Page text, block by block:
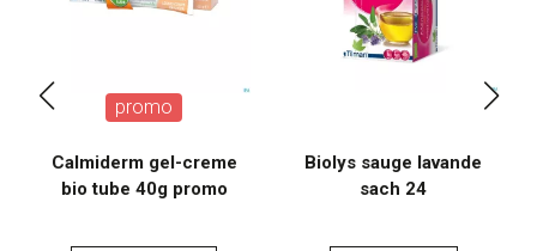
promo
Calmiderm gel-creme
bio tube 40g promo
Biolys sauge lavande
sach 24